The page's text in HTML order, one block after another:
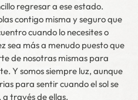
regresar a ese estado.
contigo misma y seguro que
cuando lo necesites o
sea más a menudo puesto que
de nosotras mismas para
Y somos siempre luz, aunque
para sentir cuando el sol se
través de ellas.